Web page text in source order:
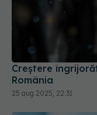
Creștere
România
25 aug 2025, 22:31